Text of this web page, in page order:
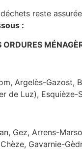
reste
:
Argelès-Gazost,
de Luz), Esquièze-
Gez, Arrens-
Gavarnie-